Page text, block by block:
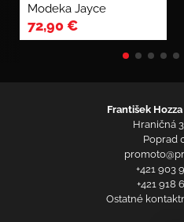
Modeka Jayce
72,90€
František
Hraničná
Poprad
+421 903
+421 918
Ostatné